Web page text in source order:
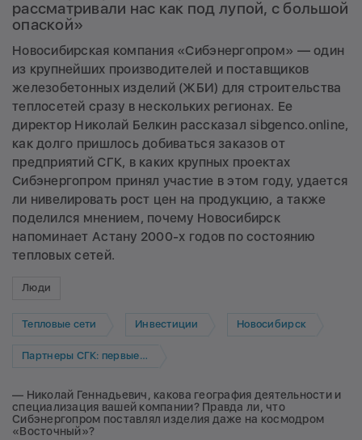
рассматривали нас как под лупой, с большой
опаской»
Новосибирская компания «Сибэнергопром» — один
из крупнейших производителей и поставщиков
железобетонных изделий (ЖБИ) для строительства
теплосетей сразу в нескольких регионах. Ее
директор Николай Белкин рассказал sibgenco.online,
как долго пришлось добиваться заказов от
предприятий СГК, в каких крупных проектах
Сибэнергопром принял участие в этом году, удается
ли нивелировать рост цен на продукцию, а также
поделился мнением, почему Новосибирск
напоминает Астану 2000-х годов по состоянию
тепловых сетей.
Люди
Тепловые сети Инвестиции Новосибирск
Партнеры СГК: первые лица
— Николай Геннадьевич, какова география деятельности и
специализация вашей компании? Правда ли, что
Сибэнергопром поставлял изделия даже на космодром
«Восточный»?